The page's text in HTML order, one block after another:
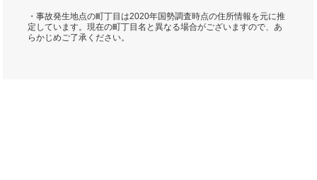
・事故発生地点の町丁目は2020年国勢調査時点の住所情報を元に推
定しています。現在の町丁目名と異なる場合がございますので、あ
らかじめご了承ください。